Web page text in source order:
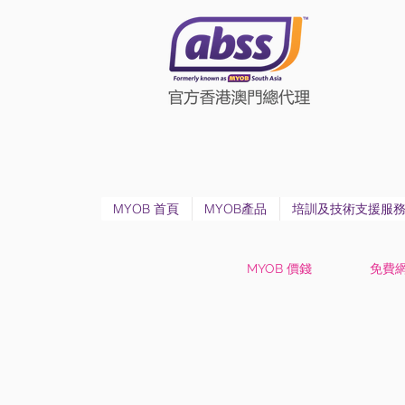
MYOB 首頁 MYOB產品 培訓及技術支援服務
MYOB 價錢 免費